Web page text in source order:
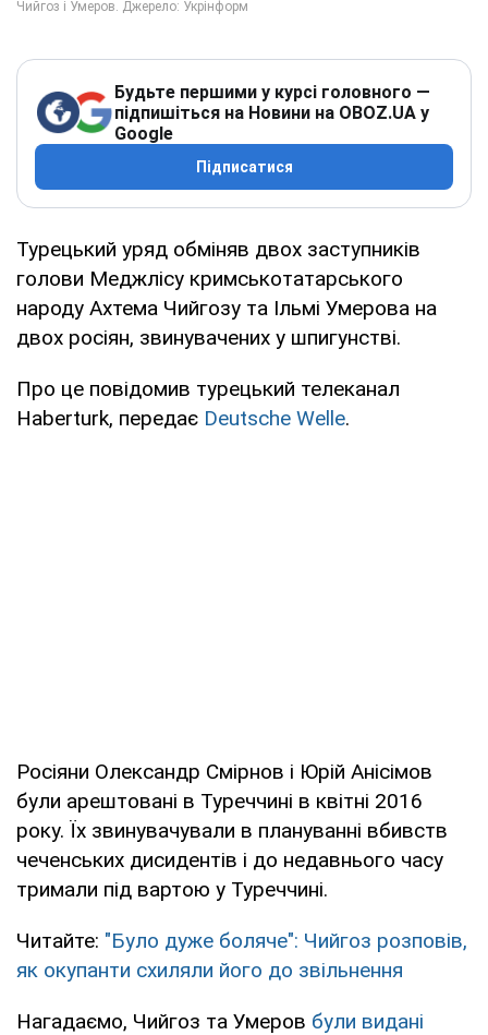
Будьте першими у курсі головного —
підпишіться на Новини на OBOZ.UA у
Google
Підписатися
Турецький уряд обміняв двох заступників
голови Меджлісу кримськотатарського
народу Ахтема Чийгозу та Ільмі Умерова на
двох росіян, звинувачених у шпигунстві.
Про це повідомив турецький телеканал
Haberturk, передає Deutsche Welle.
Росіяни Олександр Смірнов і Юрій Анісімов
були арештовані в Туреччині в квітні 2016
року. Їх звинувачували в плануванні вбивств
чеченських дисидентів і до недавнього часу
тримали під вартою у Туреччині.
Читайте: "Було дуже боляче": Чийгоз розповів,
як окупанти схиляли його до звільнення
Нагадаємо, Чийгоз та Умеров були видані